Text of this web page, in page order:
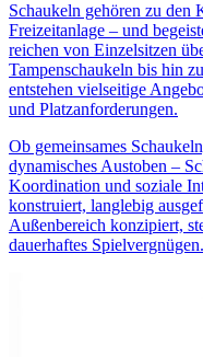
Schaukeln gehören zu den
Freizeitanlage – und
reichen von Einzelsitzen
Tampenschaukeln bis hin
entstehen vielseitige
und Platzanforderungen.
Ob gemeinsames
dynamisches Austoben –
Koordination und soziale
konstruiert, langlebig
Außenbereich konzipiert,
dauerhaftes Spielvergnügen.